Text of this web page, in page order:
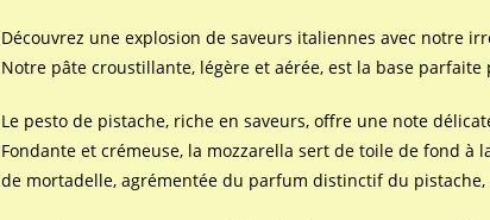
Découvrez une explosion de saveurs italiennes avec notre
Notre pâte croustillante, légère et aérée, est la base
Le pesto de pistache, riche en saveurs, offre une note
Fondante et crémeuse, la mozzarella sert de toile de fond
de mortadelle, agrémentée du parfum distinctif du